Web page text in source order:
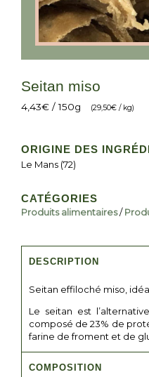
Seitan miso
4,43€ / 150g (29,50€ / kg)
ORIGINE DES
Le Mans (72)
CATÉGORIES
Produits alimentaires/
DESCRIPTION
Seitan effiloché miso,
Le seitan est
composé de 23% de
farine de froment et de
COMPOSITION